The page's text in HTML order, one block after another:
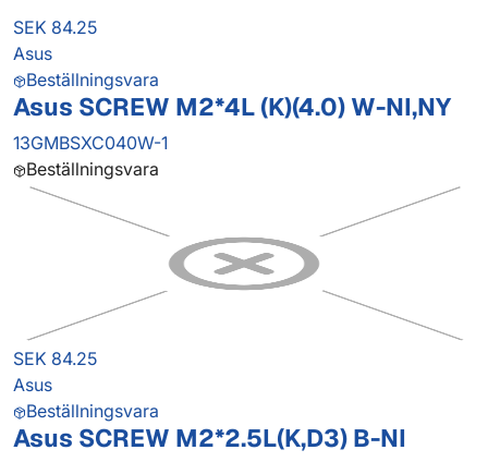
SEK 84.25
Asus
Beställningsvara
Asus SCREW M2*4L (K)(4.0) W-NI,NY
13GMBSXC040W-1
Beställningsvara
SEK 84.25
Asus
Beställningsvara
Asus SCREW M2*2.5L(K,D3) B-NI